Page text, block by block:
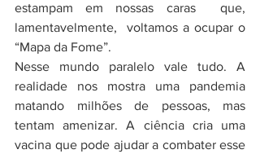
estampam em nossas caras  que,
lamentavelmente,  voltamos a ocupar o
“Mapa da Fome”.
Nesse mundo paralelo vale tudo. A
realidade nos mostra uma pandemia
matando milhões de pessoas, mas
tentam amenizar. A ciência cria uma
vacina que pode ajudar a combater esse